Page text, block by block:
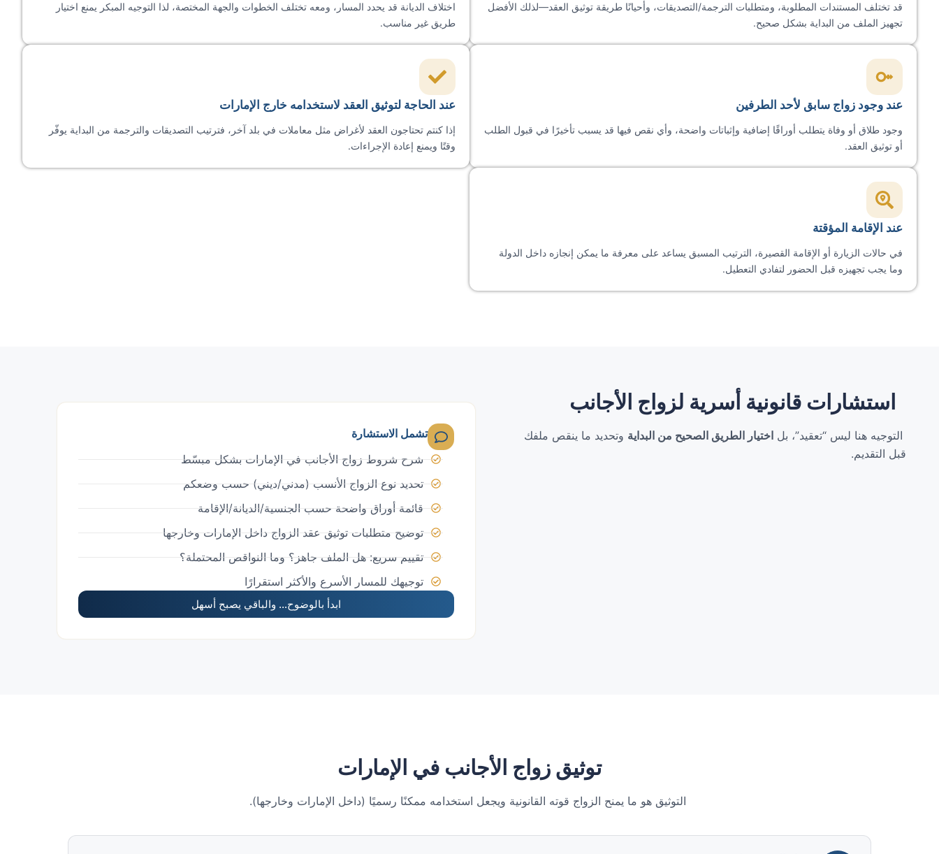
قد تختلف المستندات المطلوبة، ومتطلبات الترجمة/التصديقات، وأحيانًا طريقة توثيق العقد—لذلك الأفضل
تجهيز الملف من البداية بشكل صحيح.
اختلاف الديانة قد يحدد المسار، ومعه تختلف الخطوات والجهة المختصة، لذا التوجيه المبكر يمنع اختيار
طريق غير مناسب.
عند وجود زواج سابق لأحد الطرفين
وجود طلاق أو وفاة يتطلب أوراقًا إضافية وإثباتات واضحة، وأي نقص فيها قد يسبب تأخيرًا في قبول الطلب
أو توثيق العقد.
عند الحاجة لتوثيق العقد لاستخدامه خارج الإمارات
إذا كنتم تحتاجون العقد لأغراض مثل معاملات في بلد آخر، فترتيب التصديقات والترجمة من البداية يوفّر
وقتًا ويمنع إعادة الإجراءات.
عند الإقامة المؤقتة
في حالات الزيارة أو الإقامة القصيرة، الترتيب المسبق يساعد على معرفة ما يمكن إنجازه داخل الدولة
وما يجب تجهيزه قبل الحضور لتفادي التعطيل.
استشارات قانونية أسرية لزواج الأجانب
التوجيه هنا ليس “تعقيد”، بل اختيار الطريق الصحيح من البداية وتحديد ما ينقص ملفك
قبل التقديم.
تشمل الاستشارة
شرح شروط زواج الأجانب في الإمارات بشكل مبسّط
تحديد نوع الزواج الأنسب (مدني/ديني) حسب وضعكم
قائمة أوراق واضحة حسب الجنسية/الديانة/الإقامة
توضيح متطلبات توثيق عقد الزواج داخل الإمارات وخارجها
تقييم سريع: هل الملف جاهز؟ وما النواقص المحتملة؟
توجيهك للمسار الأسرع والأكثر استقرارًا
ابدأ بالوضوح… والباقي يصبح أسهل
توثيق زواج الأجانب في الإمارات
التوثيق هو ما يمنح الزواج قوته القانونية ويجعل استخدامه ممكنًا رسميًا (داخل الإمارات وخارجها).